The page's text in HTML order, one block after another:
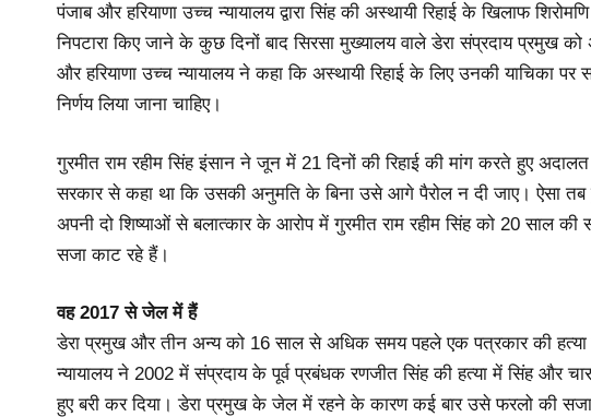
पंजाब और हरियाणा उच्च न्यायालय द्वारा सिंह की अस्थायी रिहाई के खिलाफ
निपटारा किए जाने के कुछ दिनों बाद सिरसा मुख्यालय वाले डेरा संप्रदाय प्रमुख
और हरियाणा उच्च न्यायालय ने कहा कि अस्थायी रिहाई के लिए उनकी याचिका पर
निर्णय लिया जाना चाहिए।
गुरमीत राम रहीम सिंह इंसान ने जून में 21 दिनों की रिहाई की मांग करते हुए
सरकार से कहा था कि उसकी अनुमति के बिना उसे आगे पैरोल न दी जाए। ऐसा
अपनी दो शिष्याओं से बलात्कार के आरोप में गुरमीत राम रहीम सिंह को 20 साल
सजा काट रहे हैं।
वह 2017 से जेल में हैं
डेरा प्रमुख और तीन अन्य को 16 साल से अधिक समय पहले एक पत्रकार की हत्या
न्यायालय ने 2002 में संप्रदाय के पूर्व प्रबंधक रणजीत सिंह की हत्या में सिंह और
हुए बरी कर दिया। डेरा प्रमुख के जेल में रहने के कारण कई बार उसे फरलो की